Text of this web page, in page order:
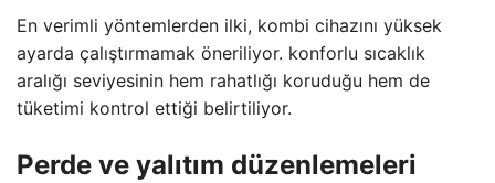
En verimli yöntemlerden ilki, kombi cihazını yüksek
ayarda çalıştırmamak öneriliyor. konforlu sıcaklık
aralığı seviyesinin hem rahatlığı koruduğu hem de
tüketimi kontrol ettiği belirtiliyor.
Perde ve yalıtım düzenlemeleri